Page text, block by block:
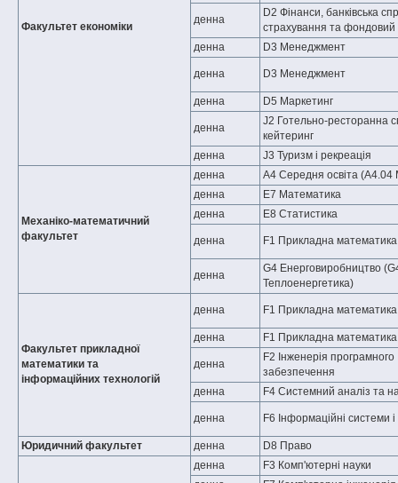
Факультет економіки
денна
D2 Фінанси, банківська
страхування та фондовий
денна
D3 Менеджмент
денна D3 Менеджмент
денна D5 Маркетинг
денна
J2 Готельно-ресторанна
кейтеринг
денна
J3 Туризм і рекреація
Механіко-математичний
факультет
денна
A4 Середня освіта (A4.04
денна
E7 Математика
денна
E8 Статистика
денна F1 Прикладна математика
денна
G4 Енерговиробництво
Теплоенергетика)
Факультет прикладної
математики та
інформаційних технологій
денна F1 Прикладна математика
денна F1 Прикладна математика
денна
F2 Інженерія програмного
забезпечення
денна
F4 Системний аналіз та
денна F6 Інформаційні системи і
Юридичний факультет денна D8 Право
денна
F3 Комп'ютерні науки